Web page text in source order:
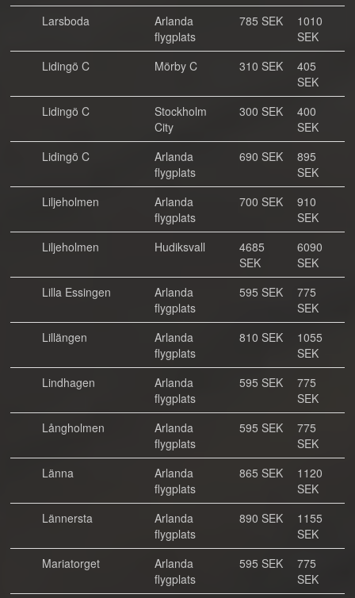
Larsboda
Arlanda
flygplats
785 SEK
1010
SEK
Lidingö C
Mörby C 310 SEK
405
SEK
Lidingö C
Stockholm
City
300 SEK
400
SEK
Lidingö C
Arlanda
flygplats
690 SEK
895
SEK
Liljeholmen
Arlanda
flygplats
700 SEK
910
SEK
Liljeholmen
Hudiksvall
4685
SEK
6090
SEK
Lilla Essingen
Arlanda
flygplats
595 SEK
775
SEK
Lillängen
Arlanda
flygplats
810 SEK
1055
SEK
Lindhagen
Arlanda
flygplats
595 SEK
775
SEK
Långholmen
Arlanda
flygplats
595 SEK
775
SEK
Länna
Arlanda
flygplats
865 SEK
1120
SEK
Lännersta
Arlanda
flygplats
890 SEK
1155
SEK
Mariatorget
Arlanda
flygplats
595 SEK
775
SEK